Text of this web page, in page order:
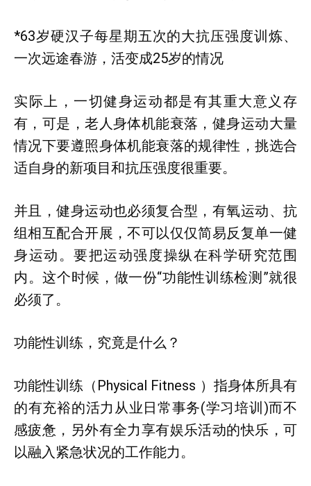
*63岁硬汉子每星期五次的大抗压强度训炼、
一次远途春游，活变成25岁的情况
实际上，一切健身运动都是有其重大意义存
有，可是，老人身体机能衰落，健身运动大量
情况下要遵照身体机能衰落的规律性，挑选合
适自身的新项目和抗压强度很重要。
并且，健身运动也必须复合型，有氧运动、抗
组相互配合开展，不可以仅仅简易反复单一健
身运动。要把运动强度操纵在科学研究范围
内。这个时候，做一份“功能性训练检测”就很
必须了。
功能性训练，究竟是什么？
功能性训练（Physical Fitness ）指身体所具有
的有充裕的活力从业日常事务(学习培训)而不
感疲惫，另外有全力享有娱乐活动的快乐，可
以融入紧急状况的工作能力。